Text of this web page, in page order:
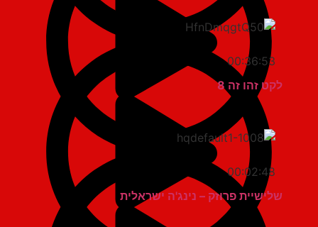
00:36:53
לקט זהו זה 8
00:02:48
שלישיית פרוזק – נינג'ה ישראלית